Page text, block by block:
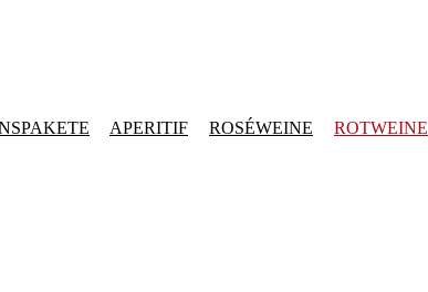
APERITIF ROSÉWEINE ROTWEINE